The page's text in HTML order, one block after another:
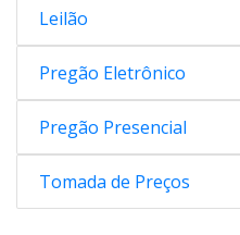
Leilão
Pregão Eletrônico
Pregão Presencial
Tomada de Preços